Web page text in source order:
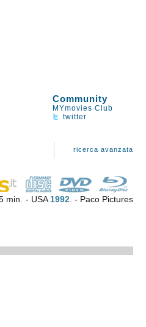
Community
MYmovies Club
twitter
ricerca avanzata
min. - USA 1992. - Paco Pictures